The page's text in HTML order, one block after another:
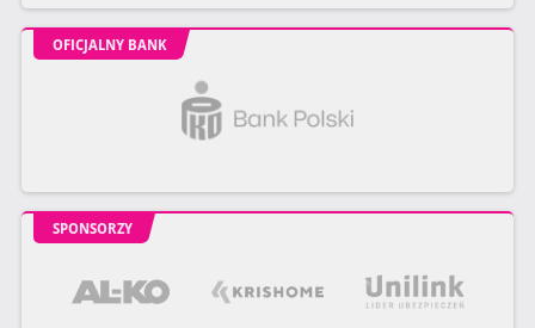
OFICJALNY BANK
SPONSORZY